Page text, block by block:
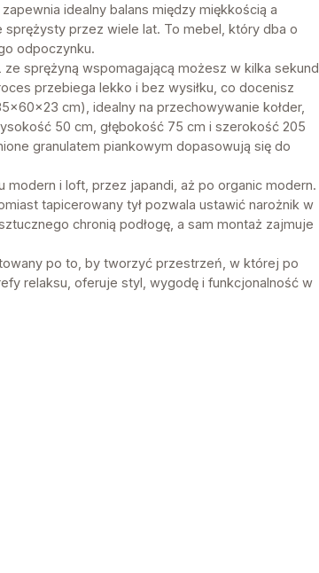
idealny balans między miękkością a
przez wiele lat. To mebel, który dba o
odpoczynku.
sprężyną wspomagającą możesz w kilka sekund
przebiega lekko i bez wysiłku, co docenisz
cm), idealny na przechowywanie kołder,
50 cm, głębokość 75 cm i szerokość 205
granulatem piankowym dopasowują się do
i loft, przez japandi, aż po organic modern.
tapicerowany tył pozwala ustawić narożnik w
chronią podłogę, a sam montaż zajmuje
po to, by tworzyć przestrzeń, w której po
relaksu, oferuje styl, wygodę i funkcjonalność w